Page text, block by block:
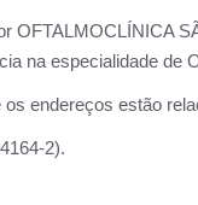
OFTALMOCLÍNICA
na especialidade de
endereços estão
GONÇALO